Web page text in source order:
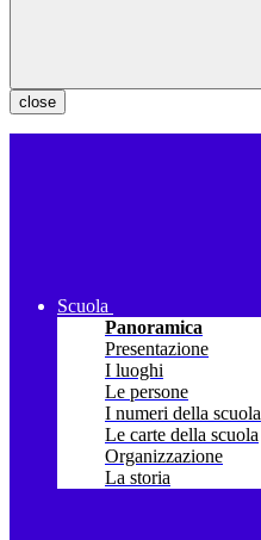
close
Scuola
Panoramica
Presentazione
I luoghi
Le persone
I numeri della scuola
Le carte della scuola
Organizzazione
La storia